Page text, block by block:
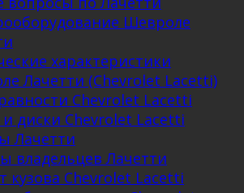
Шевроле
характеристики
Лачетти (Chevrolet Lacetti)
Chevrolet Lacetti
диски Chevrolet Lacetti
Лачетти
владельцев Лачетти
кузова Chevrolet Lacetti